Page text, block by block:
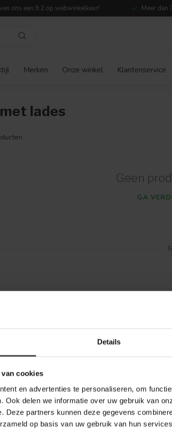
Details
van cookies
en advertenties te personaliseren, om
Ook delen we informatie over uw gebruik van
Deze partners kunnen deze gegevens
op basis van uw gebruik van hun
ons een 9,2 op webwinkelkeur! Meer dan
Merken Onze winkel Klantenservice
lades
Geen
GA
Bekijk dan de klantenservice
vragen. Staat jouw vraag er niet
met ons kunt opnemen.
Outlet